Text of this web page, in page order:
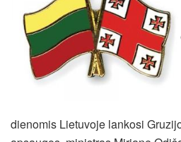
dienomis Lietuvoje lankosi